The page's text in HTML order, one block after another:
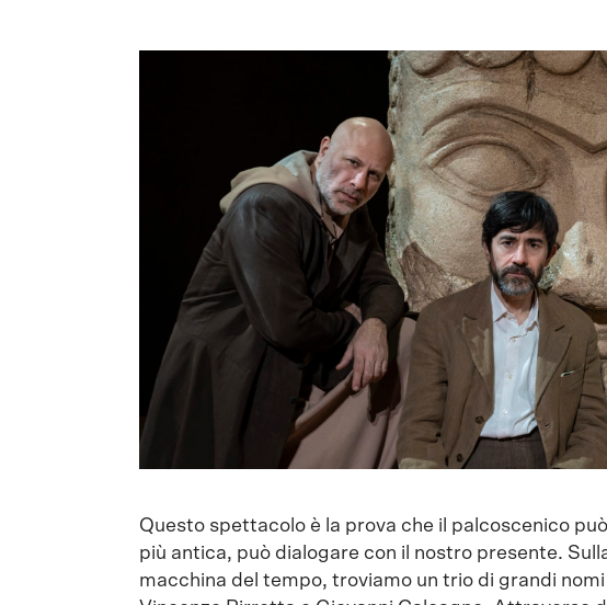
Questo spettacolo è la prova che il palcoscenico
più antica, può dialogare con il nostro presente.
macchina del tempo, troviamo un trio di grandi